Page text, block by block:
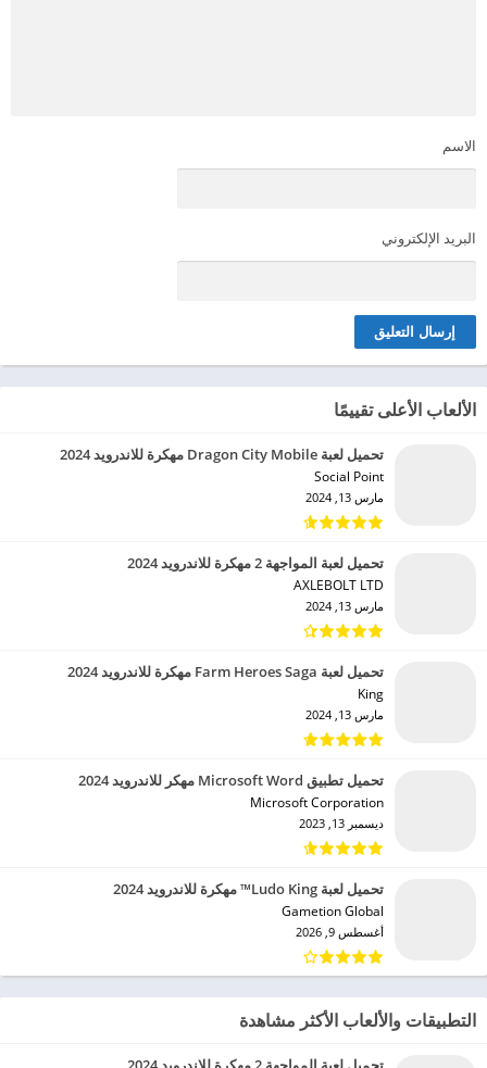
الاسم
البريد الإلكتروني
الألعاب الأعلى تقييمًا
تحميل لعبة Dragon City Mobile مهكرة للاندرويد 2024
Social Point‏
مارس 13, 2024
تحميل لعبة المواجهة 2 مهكرة للاندرويد 2024
AXLEBOLT LTD‏
مارس 13, 2024
تحميل لعبة Farm Heroes Saga مهكرة للاندرويد 2024
King‏
مارس 13, 2024
تحميل تطبيق Microsoft Word مهكر للاندرويد 2024
Microsoft Corporation‏
ديسمبر 13, 2023
تحميل لعبة Ludo King™ مهكرة للاندرويد 2024
Gametion Global‏
أغسطس 9, 2026
التطبيقات والألعاب الأكثر مشاهدة